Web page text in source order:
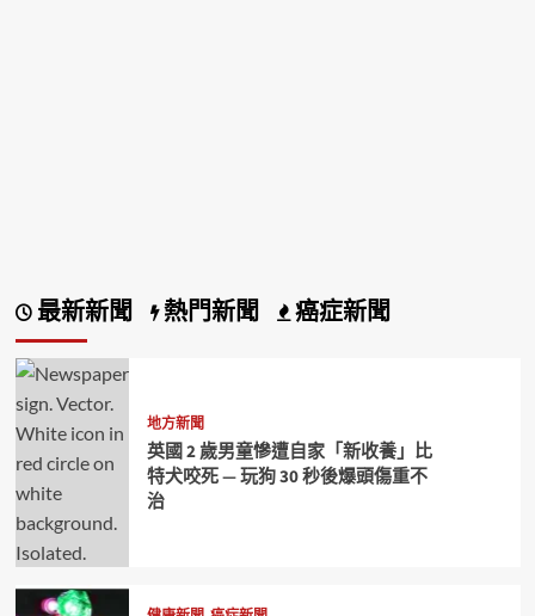
最新新聞 熱門新聞 癌症新聞
地方新聞
英國 2 歲男童慘遭自家「新收養」比
特犬咬死 — 玩狗 30 秒後爆頭傷重不
治